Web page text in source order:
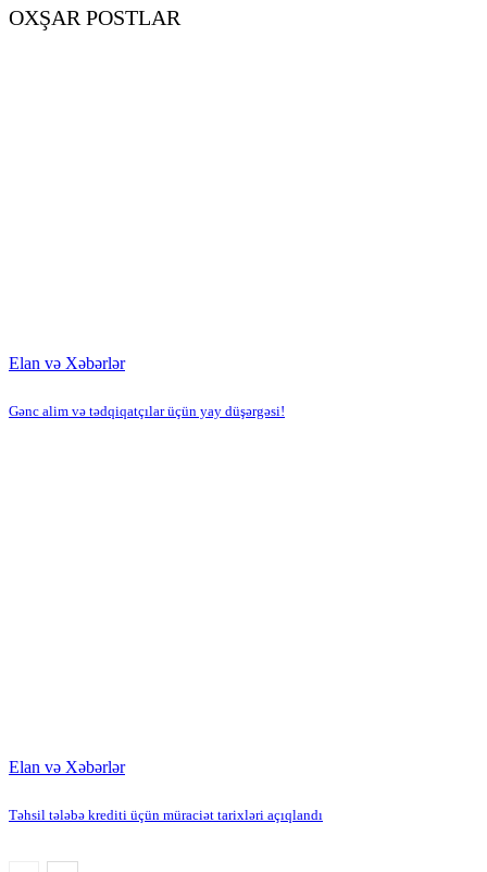
OXŞAR POSTLAR
Elan və Xəbərlər
Gənc alim və tədqiqatçılar üçün yay düşərgəsi!
Elan və Xəbərlər
Təhsil tələbə krediti üçün müraciət tarixləri açıqlandı